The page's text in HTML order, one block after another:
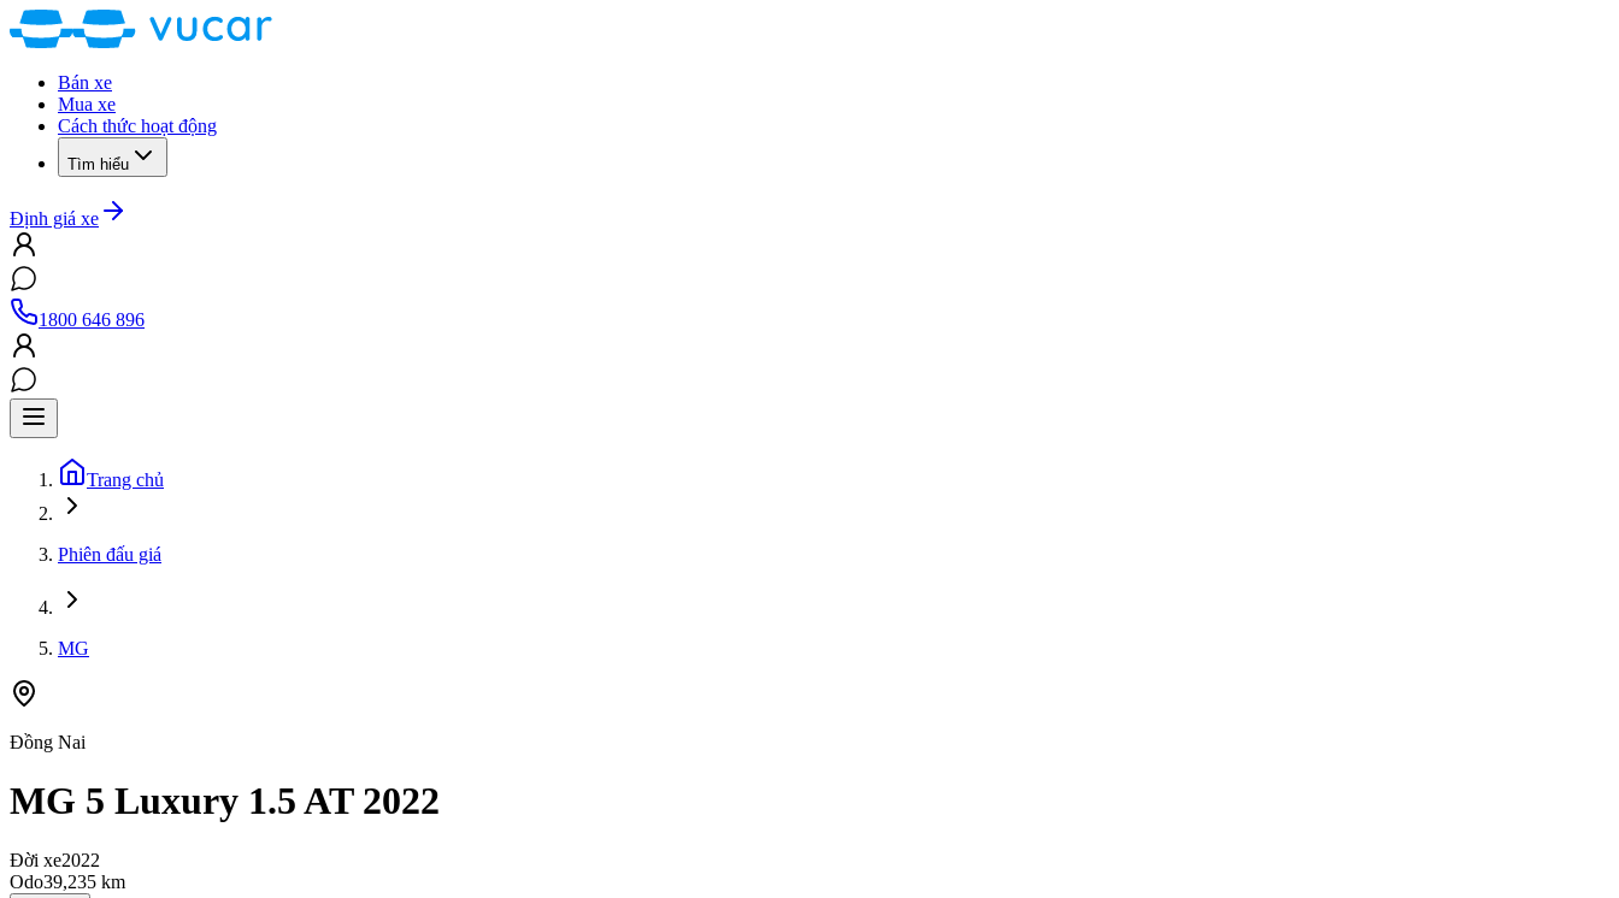
Bán xe
Mua xe
Cách thức hoạt động
Tìm hiểu
Định giá xe
1800 646 896
Trang chủ
Phiên đấu giá
MG
Đồng Nai
MG 5 Luxury 1.5 AT 2022
Đời xe2022
Odo39,235 km